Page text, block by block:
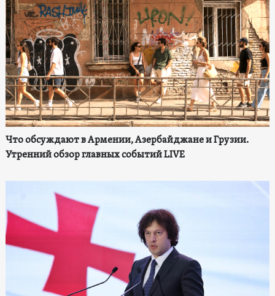
Что обсуждают в Армении, Азербайджане и Грузии.
Утренний обзор главных событий LIVE